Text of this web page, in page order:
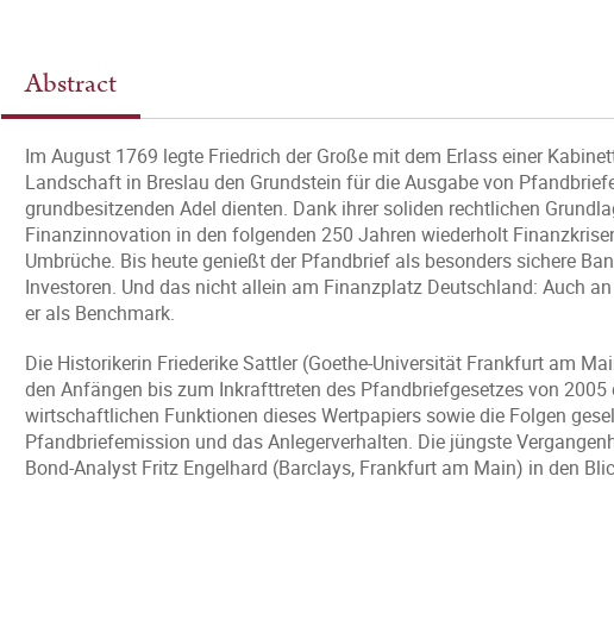
Abstract
Im August 1769 legte Friedrich der Große mit dem Erlass einer
Landschaft in Breslau den Grundstein für die Ausgabe von
grundbesitzenden Adel dienten. Dank ihrer soliden rechtlichen
Finanzinnovation in den folgenden 250 Jahren wiederholt
Umbrüche. Bis heute genießt der Pfandbrief als besonders sichere
Investoren. Und das nicht allein am Finanzplatz Deutschland: Auch
er als Benchmark.
Die Historikerin Friederike Sattler (Goethe-Universität Frankfurt am
den Anfängen bis zum Inkrafttreten des Pfandbriefgesetzes von
wirtschaftlichen Funktionen dieses Wertpapiers sowie die Folgen
Pfandbriefemission und das Anlegerverhalten. Die jüngste
Bond-Analyst Fritz Engelhard (Barclays, Frankfurt am Main) in den